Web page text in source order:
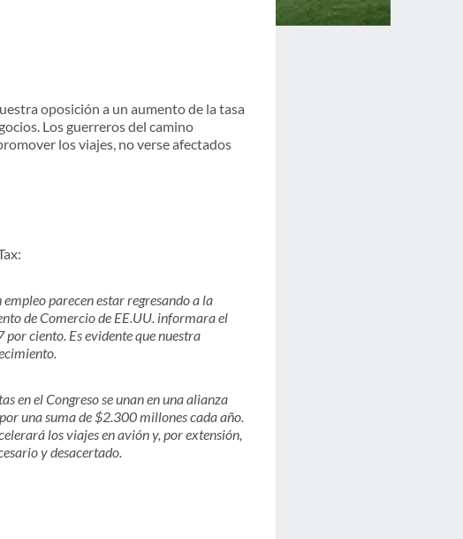
oposición a un aumento de la tasa
Los guerreros del camino
los viajes, no verse afectados
parecen estar regresando a la
de Comercio de EE.UU. informara el
ciento. Es evidente que nuestra
en el Congreso se unan en una alianza
una suma de $2.300 millones cada año.
los viajes en avión y, por extensión,
y desacertado.